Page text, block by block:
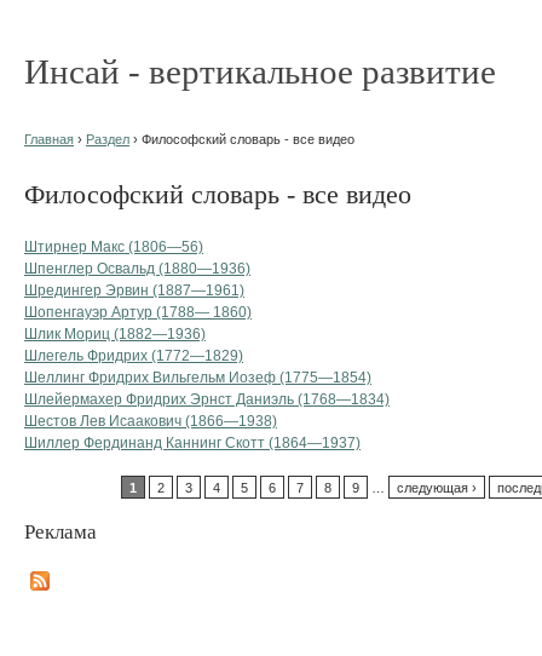
Инсай - вертикальное развитие
Главная › Раздел › Философский словарь - все видео
Философский словарь - все видео
Штирнер Макс (1806—56)
Шпенглер Освальд (1880—1936)
Шредингер Эрвин (1887—1961)
Шопенгауэр Артур (1788— 1860)
Шлик Мориц (1882—1936)
Шлегель Фридрих (1772—1829)
Шеллинг Фридрих Вильгельм Иозеф (1775—1854)
Шлейермахер Фридрих Эрнст Даниэль (1768—1834)
Шестов Лев Исаакович (1866—1938)
Шиллер Фердинанд Каннинг Скотт (1864—1937)
1 2 3 4 5 6 7 8 9 следующая ›
Реклама